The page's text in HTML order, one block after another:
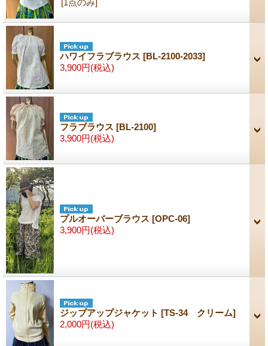
ハワイフラブラウス [BL-2100-2033]
3,900円(税込)
フラブラウス [BL-2100]
3,900円(税込)
プルオーバーブラウス [OPC-06]
3,900円(税込)
ジップアップジャケット [TS-34 クリーム]
2,000円(税込)